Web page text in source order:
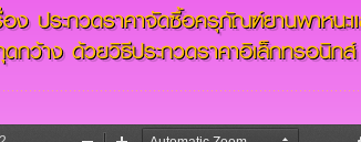
ง ประกวดราคาจัดซื้อครุภัณฑ์ยานพาหนะเ
ว้าง ด้วยวิธีประกวดราคาอิเล็กทรอนิก